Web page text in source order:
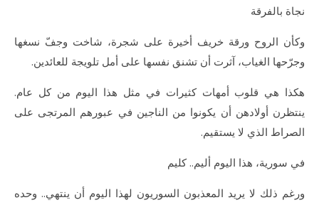
نجاة بالفرقة
وكأن الروح ورقة خريف أخيرة على شجرة، شاخت وجفّ نسغها
وجرّحها الغياب، آثرت أن تشنق نفسها على أمل تلويجة للعائدين.
هكذا هي قلوب أمهات كثيرات في مثل هذا اليوم من كل عام.
ينتظرن أولادهن أن يكونوا من الناجين في عبورهم المرتجى على
الصراط الذي لا يستقيم.
في سورية، هذا اليوم أليم.. كليم
ورغم ذلك لا يريد المعذبون السوريون لهذا اليوم أن ينتهي.. وحده